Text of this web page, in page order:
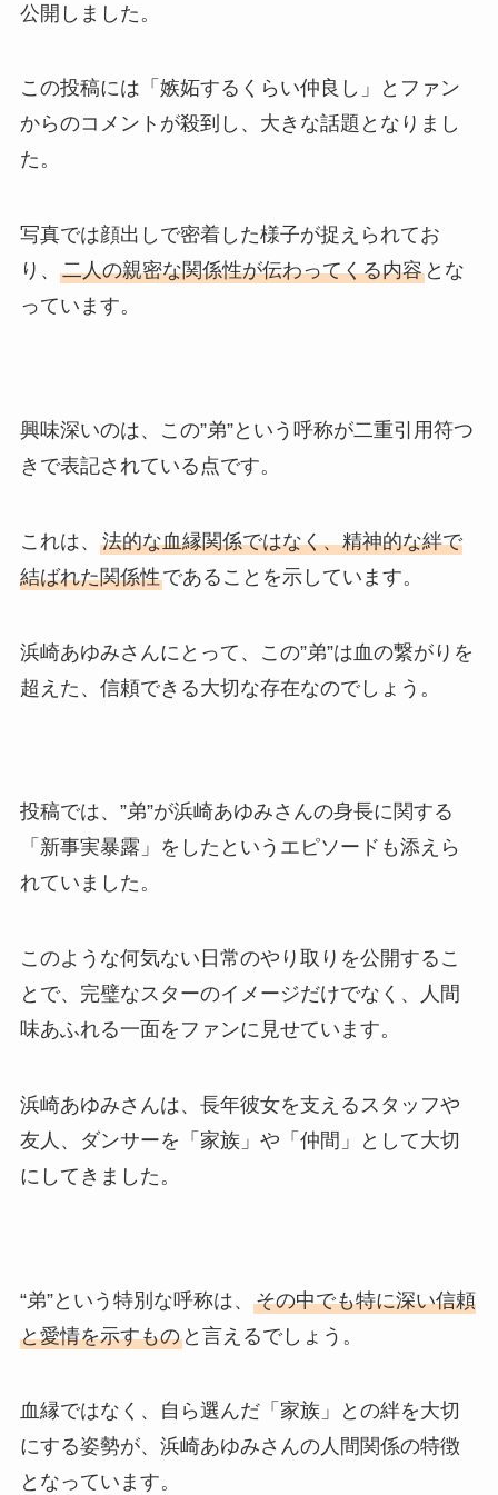
公開しました。
この投稿には「嫉妬するくらい仲良し」とファン
からのコメントが殺到し、大きな話題となりまし
た。
写真では顔出しで密着した様子が捉えられてお
り、 二人の親密な関係性が伝わってくる内容とな
っています。
興味深いのは、この”弟”という呼称が二重引用符つ
きで表記されている点です。
これは、 法的な血縁関係ではなく、精神的な絆で
結ばれた関係性であることを示しています。
浜崎あゆみさんにとって、この”弟”は血の繋がりを
超えた、信頼できる大切な存在なのでしょう。
投稿では、”弟”が浜崎あゆみさんの身長に関する
「新事実暴露」をしたというエピソードも添えら
れていました。
このような何気ない日常のやり取りを公開するこ
とで、完璧なスターのイメージだけでなく、人間
味あふれる一面をファンに見せています。
浜崎あゆみさんは、長年彼女を支えるスタッフや
友人、ダンサーを「家族」や「仲間」として大切
にしてきました。
“弟”という特別な呼称は、 その中でも特に深い信頼
と愛情を示すものと言えるでしょう。
血縁ではなく、自ら選んだ「家族」との絆を大切
にする姿勢が、浜崎あゆみさんの人間関係の特徴
となっています。